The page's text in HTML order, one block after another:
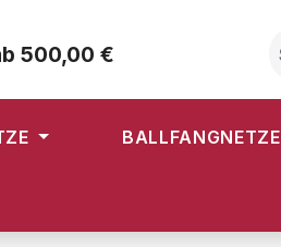
500,00 €
BALLFANGNETZE